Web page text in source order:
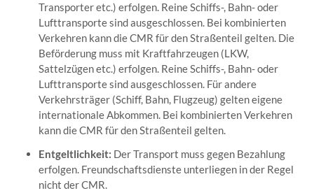
Transporter etc.) erfolgen. Reine Schiffs-, Bahn- oder
Lufttransporte sind ausgeschlossen. Bei kombinierten
Verkehren kann die CMR für den Straßenteil gelten. Die
Beförderung muss mit Kraftfahrzeugen (LKW,
Sattelzügen etc.) erfolgen. Reine Schiffs-, Bahn- oder
Lufttransporte sind ausgeschlossen. Für andere
Verkehrsträger (Schiff, Bahn, Flugzeug) gelten eigene
internationale Abkommen. Bei kombinierten Verkehren
kann die CMR für den Straßenteil gelten.
Entgeltlichkeit: Der Transport muss gegen Bezahlung
erfolgen. Freundschaftsdienste unterliegen in der Regel
nicht der CMR.